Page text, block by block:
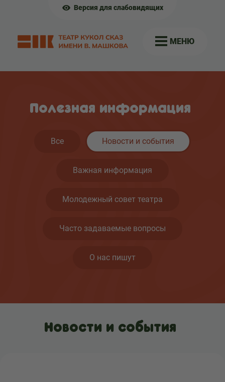
Версия для слабовидящих
МЕНЮ
Полезная информация
Все Новости и события
Важная информация
Молодежный совет театра
Часто задаваемые вопросы
О нас пишут
Новости и события